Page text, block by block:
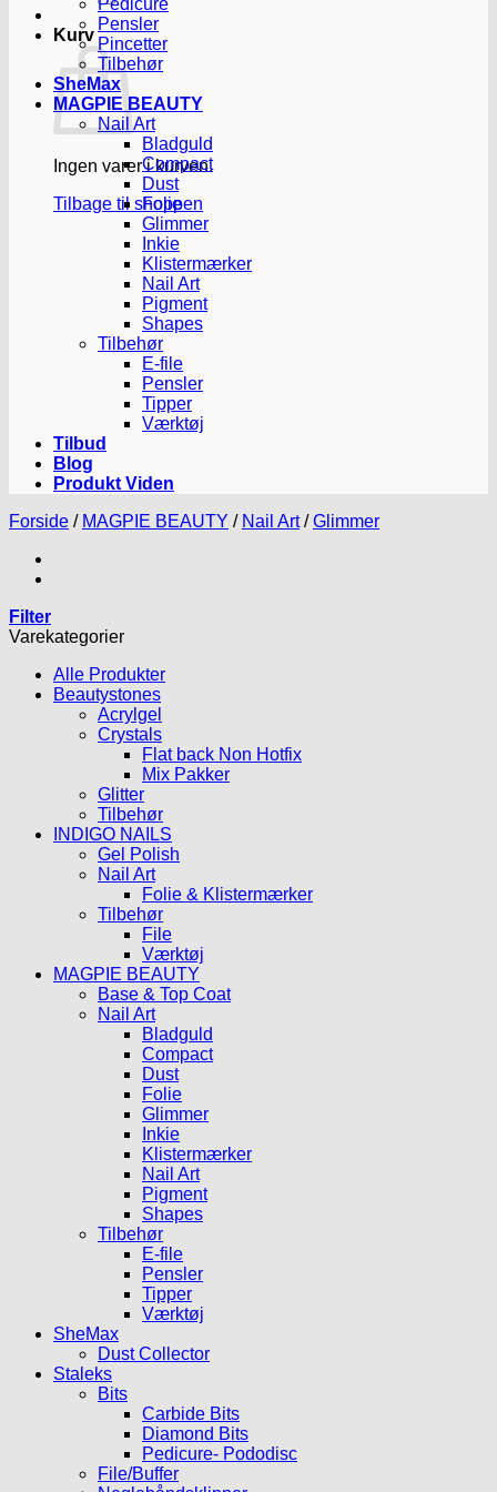
Kurv
Ingen varer i kurven.
Tilbage til shoppen
Pedicure
Pensler
Pincetter
Tilbehør
SheMax
MAGPIE BEAUTY
Nail Art
Bladguld
Compact
Dust
Folie
Glimmer
Inkie
Klistermærker
Nail Art
Pigment
Shapes
Tilbehør
E-file
Pensler
Tipper
Værktøj
Tilbud
Blog
Produkt Viden
Forside / MAGPIE BEAUTY / Nail Art / Glimmer
Filter
Varekategorier
Alle Produkter
Beautystones
Acrylgel
Crystals
Flat back Non Hotfix
Mix Pakker
Glitter
Tilbehør
INDIGO NAILS
Gel Polish
Nail Art
Folie & Klistermærker
Tilbehør
File
Værktøj
MAGPIE BEAUTY
Base & Top Coat
Nail Art
Bladguld
Compact
Dust
Folie
Glimmer
Inkie
Klistermærker
Nail Art
Pigment
Shapes
Tilbehør
E-file
Pensler
Tipper
Værktøj
SheMax
Dust Collector
Staleks
Bits
Carbide Bits
Diamond Bits
Pedicure- Pododisc
File/Buffer